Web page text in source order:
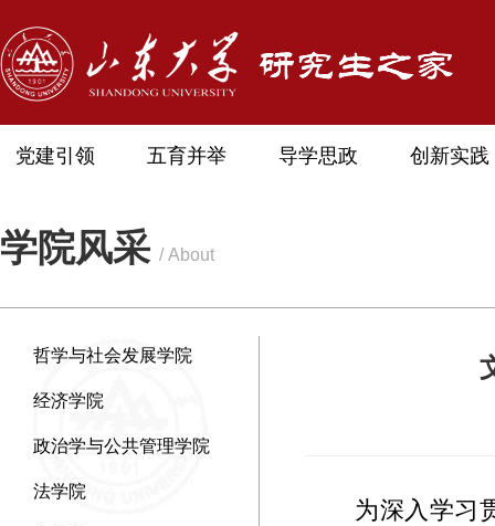
党建引领 五育并举 导学思政 创新实践
学院风采 / About
哲学与社会发展学院
经济学院
政治学与公共管理学院
法学院
为深入学习